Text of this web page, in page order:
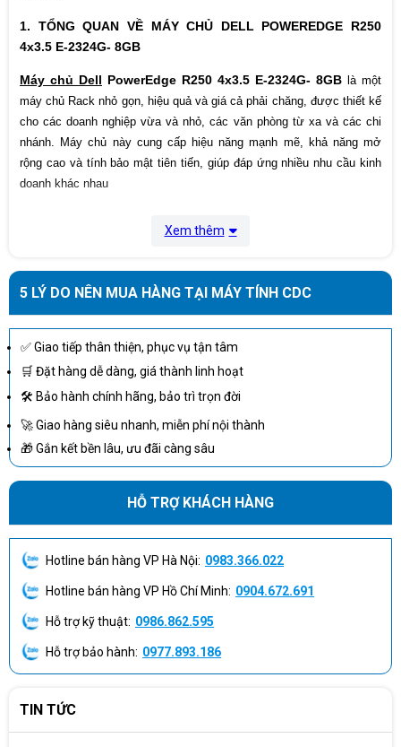
1. TỔNG QUAN VỀ MÁY CHỦ DELL POWEREDGE R250
4x3.5 E-2324G- 8GB
Máy chủ Dell PowerEdge R250 4x3.5 E-2324G- 8GB là một
máy chủ Rack nhỏ gọn, hiệu quả và giá cả phải chăng, được thiết kế
cho các doanh nghiệp vừa và nhỏ, các văn phòng từ xa và các chi
nhánh. Máy chủ này cung cấp hiệu năng mạnh mẽ, khả năng mở
rộng cao và tính bảo mật tiên tiến, giúp đáp ứng nhiều nhu cầu kinh
doanh khác nhau
Xem thêm
5 LÝ DO NÊN MUA HÀNG TẠI MÁY TÍNH CDC
✅ Giao tiếp thân thiện, phục vụ tận tâm
🛒 Đặt hàng dễ dàng, giá thành linh hoạt
🛠 Bảo hành chính hãng, bảo trì trọn đời
🚀 Giao hàng siêu nhanh, miễn phí nội thành
🎁 Gắn kết bền lâu, ưu đãi càng sâu
HỖ TRỢ KHÁCH HÀNG
Hotline bán hàng VP Hà Nội: 0983.366.022
Hotline bán hàng VP Hồ Chí Minh: 0904.672.691
Hỗ trợ kỹ thuật: 0986.862.595
Hỗ trợ bảo hành: 0977.893.186
TIN TỨC